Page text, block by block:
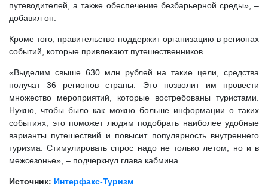
путеводителей, а также обеспечение безбарьерной среды», –
добавил он.
Кроме того, правительство поддержит организацию в регионах
событий, которые привлекают путешественников.
«Выделим свыше 630 млн рублей на такие цели, средства
получат 36 регионов страны. Это позволит им провести
множество мероприятий, которые востребованы туристами.
Нужно, чтобы было как можно больше информации о таких
событиях, это поможет людям подобрать наиболее удобные
варианты путешествий и повысит популярность внутреннего
туризма. Стимулировать спрос надо не только летом, но и в
межсезонье», – подчеркнул глава кабмина.
Источник: Интерфакс-Туризм